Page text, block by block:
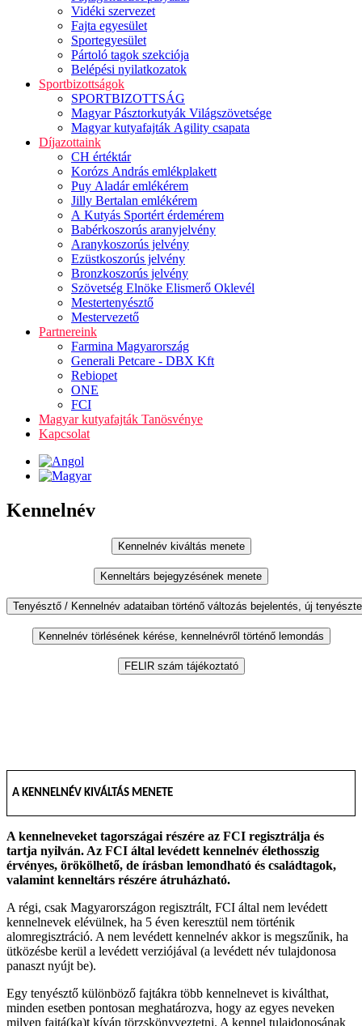
Vidéki szervezet
Fajta egyesület
Sportegyesület
Pártoló tagok szekciója
Belépési nyilatkozatok
Sportbizottságok
SPORTBIZOTTSÁG
Magyar Pásztorkutyák Világszövetsége
Magyar kutyafajták Agility csapata
Díjazottaink
CH értéktár
Korózs András emlékplakett
Puy Aladár emlékérem
Jilly Bertalan emlékérem
A Kutyás Sportért érdemérem
Babérkoszorús aranyjelvény
Aranykoszorús jelvény
Ezüstkoszorús jelvény
Bronzkoszorús jelvény
Szövetség Elnöke Elismerő Oklevél
Mestertenyésztő
Mestervezető
Partnereink
Farmina Magyarország
Generali Petcare - DBX Kft
Rebiopet
ONE
FCI
Magyar kutyafajták Tanösvénye
Kapcsolat
Kennelnév
A KENNELNÉV KIVÁLTÁS MENETE
A kennelneveket tagországai részére az FCI regisztrálja és
tartja nyilván. Az FCI által levédett kennelnév élethosszig
érvényes, örökölhető, de írásban lemondható és családtagok,
valamint kenneltárs részére átruházható.
A régi, csak Magyarországon regisztrált, FCI által nem levédett
kennelnevek elévülnek, ha 5 éven keresztül nem történik
alomregisztráció. A nem levédett kennelnév akkor is megszűnik, ha
ütközésbe kerül a levédett verziójával (a levédett név tulajdonosa
panaszt nyújt be).
Egy tenyésztő különböző fajtákra több kennelnevet is kiválthat,
minden esetben pontosan meghatározva, hogy az egyes neveken
milyen fajtá(ka)t kíván törzskönyveztetni. A kennel tulajdonosának